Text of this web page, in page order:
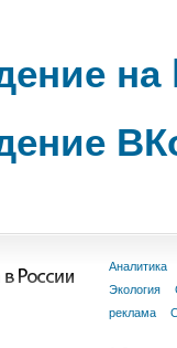
на
Аналитика
Экология
реклама